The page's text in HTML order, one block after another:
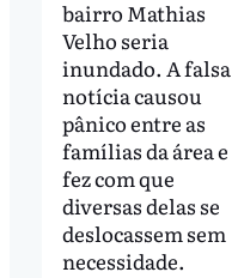
bairro Mathias
Velho seria
inundado. A falsa
notícia causou
pânico entre as
famílias da área e
fez com que
diversas delas se
deslocassem sem
necessidade.